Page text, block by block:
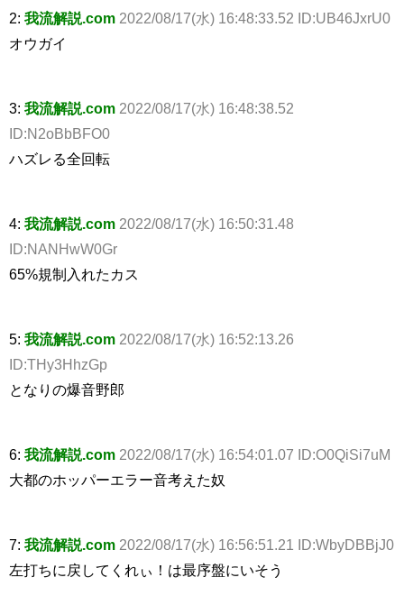
2: 我流解説.com 2022/08/17(水) 16:48:33.52 ID:UB46JxrU0
オウガイ
3: 我流解説.com 2022/08/17(水) 16:48:38.52
ID:N2oBbBFO0
ハズレる全回転
4: 我流解説.com 2022/08/17(水) 16:50:31.48
ID:NANHwW0Gr
65%規制入れたカス
5: 我流解説.com 2022/08/17(水) 16:52:13.26
ID:THy3HhzGp
となりの爆音野郎
6: 我流解説.com 2022/08/17(水) 16:54:01.07 ID:O0QiSi7uM
大都のホッパーエラー音考えた奴
7: 我流解説.com 2022/08/17(水) 16:56:51.21 ID:WbyDBBjJ0
左打ちに戻してくれぃ！は最序盤にいそう